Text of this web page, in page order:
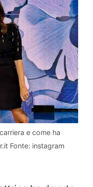
e come ha
Fonte: instagram